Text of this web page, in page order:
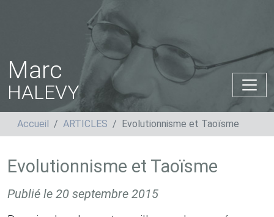
Marc
HALEVY
Accueil ARTICLES Evolutionnisme et Taoïsme
Evolutionnisme et Taoïsme
Publié le 20 septembre 2015